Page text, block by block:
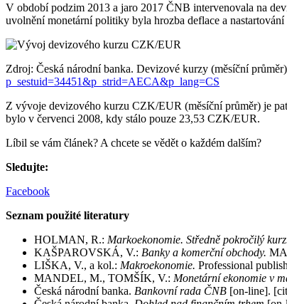
V období podzim 2013 a jaro 2017 ČNB intervenovala na
uvolnění monetární politiky byla hrozba deflace a
Zdroj: Česká národní banka. Devizové kurzy (měsíční
p_sestuid=34451&p_strid=AECA&p_lang=CS
Z vývoje devizového kurzu CZK/EUR (měsíční průměr) je
bylo v červenci 2008, kdy stálo pouze 23,53 CZK/EUR.
Líbil se vám článek? A chcete se vědět o každém dalším?
Sledujte:
Facebook
Seznam použité literatury
HOLMAN, R.: Markoekonomie. Středně pokročilý
KAŠPAROVSKÁ, V.: Banky a komerční obchody.
LIŠKA, V., a kol.: Makroekonomie. Professional
MANDEL, M., TOMŠÍK, V.: Monetární ekonomie v
Česká národní banka. Bankovní rada ČNB [on-line].